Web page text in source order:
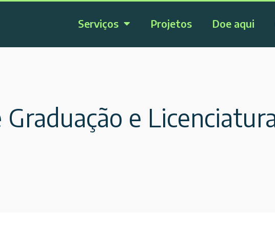
Serviços Projetos Doe aqui
e